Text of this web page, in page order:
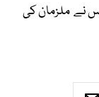
نے ملزمان کی